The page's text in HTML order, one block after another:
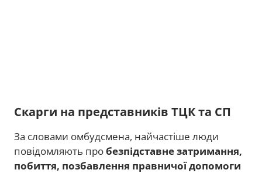
Скарги на представників ТЦК та СП
За словами омбудсмена, найчастіше люди
повідомляють пробезпідставне затримання,
побиття, позбавлення правничої допомоги